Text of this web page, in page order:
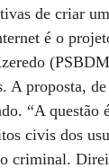
de criar
é o
A proposta,
“A questão
civis dos
criminal.